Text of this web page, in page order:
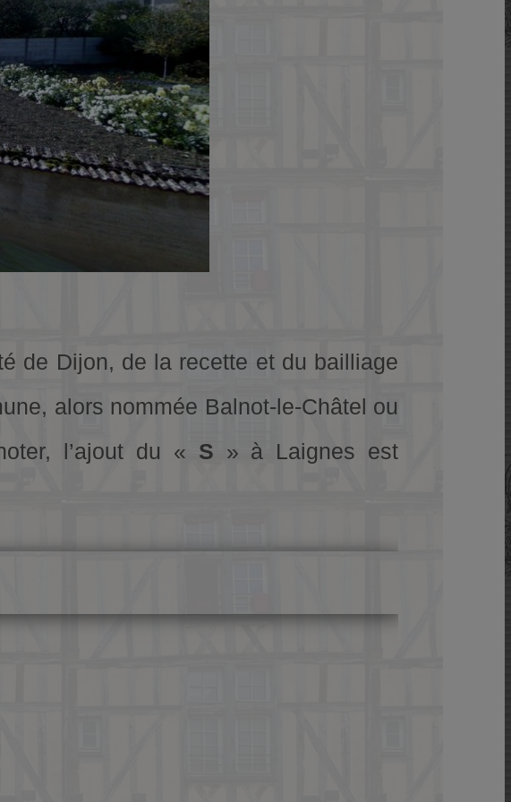
de Dijon, de la recette et du bailliage
alors nommée Balnot-le-Châtel ou
l’ajout du « S » à Laignes est